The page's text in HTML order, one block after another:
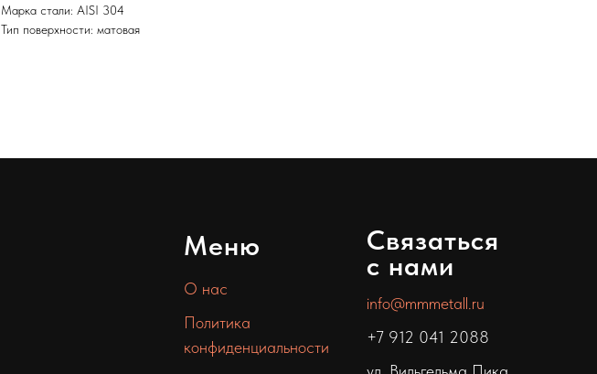
Марка стали: AISI 304
Тип поверхности: матовая
Меню
О нас
Политика
конфиденциальности
Связаться
с нами
info@mmmetall.ru
+7 912 041 2088